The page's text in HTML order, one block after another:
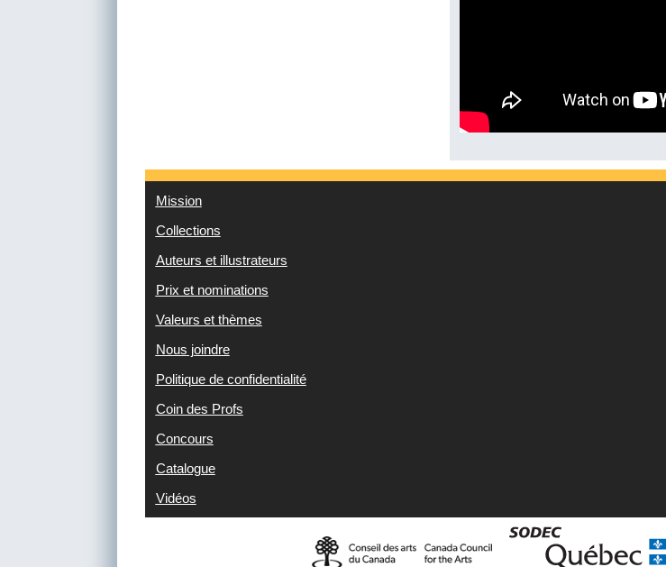
Mission
Collections
Auteurs et illustrateurs
Prix et nominations
Valeurs et thèmes
Nous joindre
Politique de confidentialité
Coin des Profs
Concours
Catalogue
Vidéos